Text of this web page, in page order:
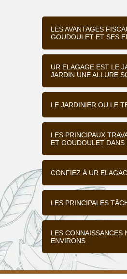
LES AVANTAGES
GOUDOULET ET SES
UR ELAGAGE EST LE
JARDIN UNE ALLURE
LE JARDINIER OU LE
LES PRINCIPAUX
ET GOUDOULET DANS
CONFIEZ À UR
LES PRINCIPALES
LES CONNAISSANCES
ENVIRONS